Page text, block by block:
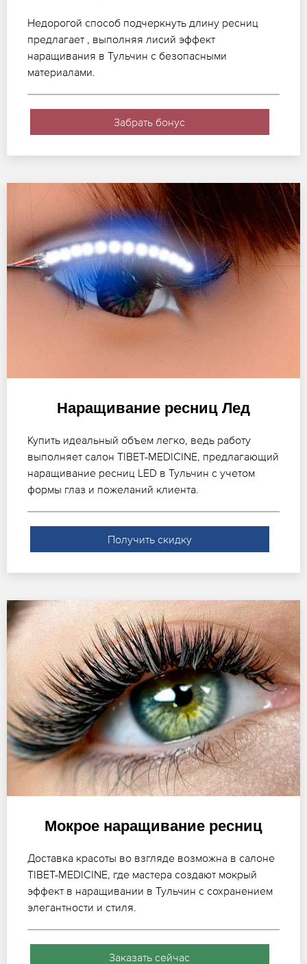
Недорогой способ подчеркнуть длину ресниц
предлагает , выполняя лисий эффект
наращивания в Тульчин с безопасными
материалами.
Забрать бонус
Наращивание ресниц Лед
Купить идеальный объем легко, ведь работу
выполняет салон TIBET-MEDICINE, предлагающий
наращивание ресниц LED в Тульчин с учетом
формы глаз и пожеланий клиента.
Получить скидку
Мокрое наращивание ресниц
Доставка красоты во взгляде возможна в салоне
TIBET-MEDICINE, где мастера создают мокрый
эффект в наращивании в Тульчин с сохранением
элегантности и стиля.
Заказать сейчас